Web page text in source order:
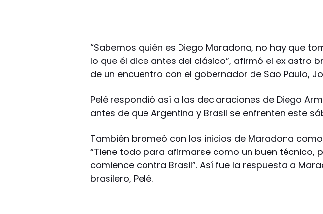
“Sabemos quién es Diego Maradona, no hay que
lo que él dice antes del clásico”, afirmó el ex astro
de un encuentro con el gobernador de Sao Paulo,
Pelé respondió así a las declaraciones de Diego
antes de que Argentina y Brasil se enfrenten este
También bromeó con los inicios de Maradona
“Tiene todo para afirmarse como un buen técnico,
comience contra Brasil”. Así fue la respuesta a
brasilero, Pelé.